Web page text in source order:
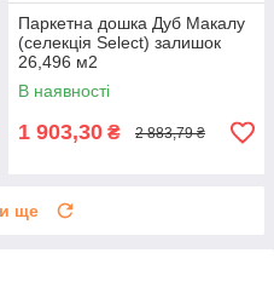
Паркетна дошка Дуб Макалу
(селекція Select) залишок
26,496 м2
В наявності
1 903,30 ₴ 2 883,79 ₴
ще